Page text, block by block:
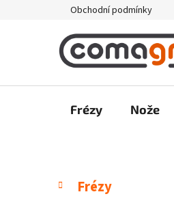
Obchodní podmínky
Frézy Nože
P
Přeskočit
kategorie
K
a
Frézy